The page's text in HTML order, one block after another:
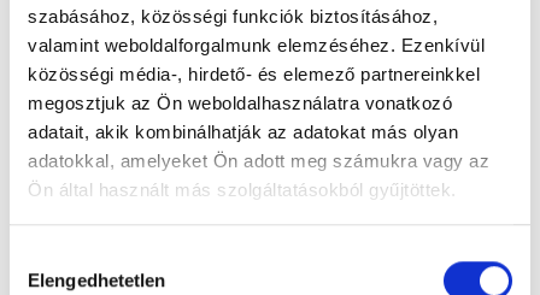
szabásához, közösségi funkciók biztosításához,
valamint weboldalforgalmunk elemzéséhez. Ezenkívül
közösségi média-, hirdető- és elemező partnereinkkel
megosztjuk az Ön weboldalhasználatra vonatkozó
adatait, akik kombinálhatják az adatokat más olyan
adatokkal, amelyeket Ön adott meg számukra vagy az
Ön által használt más szolgáltatásokból gyűjtöttek.
szabályzat:https://foglaljorvost.hu/info/foglaljorvost-
kiválasztása
Elengedhetetlen
6726 Szeged, Korondi u. 5.
Dr. Kas Zoltán Róbert
2347 Bugyi, Puskás Tivadar u..6.
Dr. Kasza Beáta
Dr. Kasza Mária Gizella